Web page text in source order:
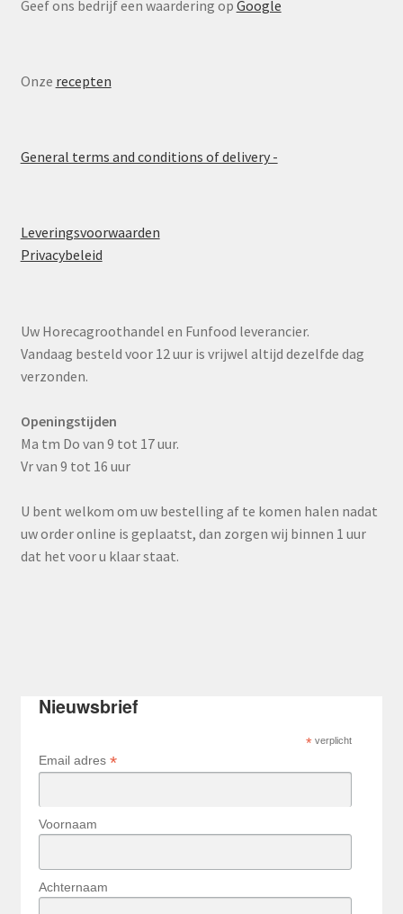
Geef ons bedrijf een waardering op Google
Onze recepten
General terms and conditions of delivery -
Leveringsvoorwaarden
Privacybeleid
Uw Horecagroothandel en Funfood leverancier.
Vandaag besteld voor 12 uur is vrijwel altijd dezelfde dag
verzonden.
Openingstijden
Ma tm Do van 9 tot 17 uur.
Vr van 9 tot 16 uur
U bent welkom om uw bestelling af te komen halen nadat
uw order online is geplaatst, dan zorgen wij binnen 1 uur
dat het voor u klaar staat.
Nieuwsbrief
*verplicht
Email adres *
Voornaam
Achternaam